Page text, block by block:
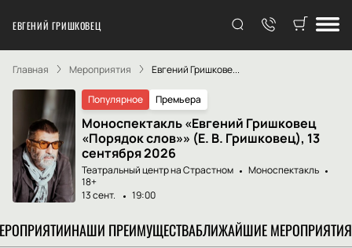
ЕВГЕНИЙ ГРИШКОВЕЦ
Главная Мероприятия Евгений Гришкове...
Популярное Премьера
Моноспектакль «Евгений Гришковец
«Порядок слов»» (Е. В. Гришковец), 13
сентября 2026
Театральный центр на Страстном
Моноспектакль
18+
13 сент.
19:00
НАШИ ПРЕИМУЩЕСТВАБЛИЖАЙШИЕ МЕРОПРИЯТИЯ